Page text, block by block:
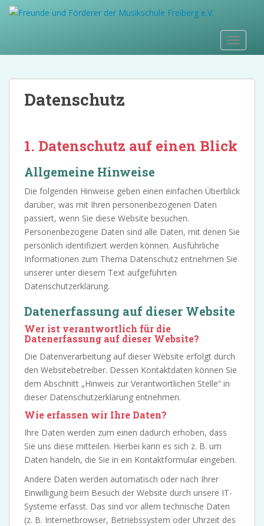
Datenschutz
1. Datenschutz auf einen Blick
Allgemeine Hinweise
Die folgenden Hinweise geben einen einfachen Überblick
darüber, was mit Ihren personenbezogenen Daten
passiert, wenn Sie diese Website besuchen.
Personenbezogene Daten sind alle Daten, mit denen Sie
persönlich identifiziert werden können. Ausführliche
Informationen zum Thema Datenschutz entnehmen Sie
unserer unter diesem Text aufgeführten
Datenschutzerklärung.
Datenerfassung auf dieser Website
Wer ist verantwortlich für die
Datenerfassung auf dieser Website?
Die Datenverarbeitung auf dieser Website erfolgt durch
den Websitebetreiber. Dessen Kontaktdaten können Sie
dem Abschnitt „Hinweis zur Verantwortlichen Stelle“ in
dieser Datenschutzerklärung entnehmen.
Wie erfassen wir Ihre Daten?
Ihre Daten werden zum einen dadurch erhoben, dass
Sie uns diese mitteilen. Hierbei kann es sich z. B. um
Daten handeln, die Sie in ein Kontaktformular eingeben.
Andere Daten werden automatisch oder nach Ihrer
Einwilligung beim Besuch der Website durch unsere IT-
Systeme erfasst. Das sind vor allem technische Daten
(z. B. Internetbrowser, Betriebssystem oder Uhrzeit des